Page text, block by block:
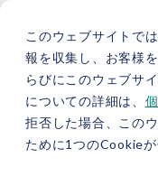
このウェブサイトで
報を収集し、お客様
らびにこのウェブサ
についての詳細は、
拒否した場合、この
ために1つのCookieが
5分で分かるバイウ